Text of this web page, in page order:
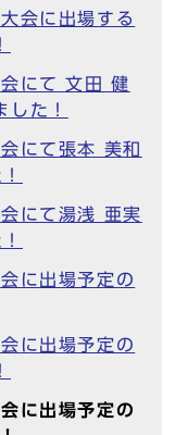
会に出場する
にて 文田 健
た！
にて張本 美和
にて湯浅 亜実
に出場予定の
に出場予定の
に出場予定の